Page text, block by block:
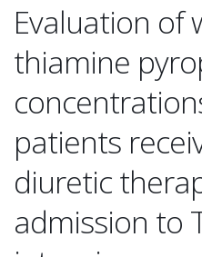
Evaluation of
thiamine
patients
diuretic
admission to